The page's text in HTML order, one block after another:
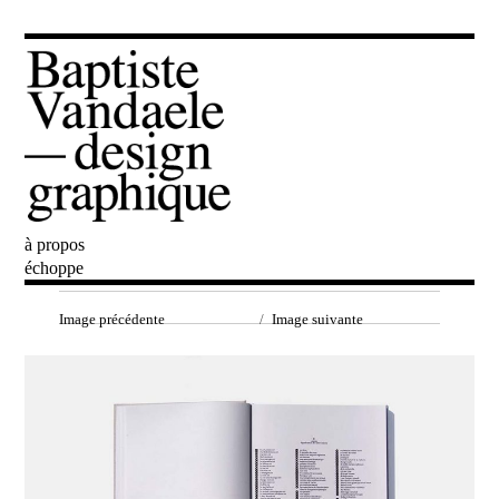
Baptiste Vandaele
à propos
échoppe
Image précédente Image suivante